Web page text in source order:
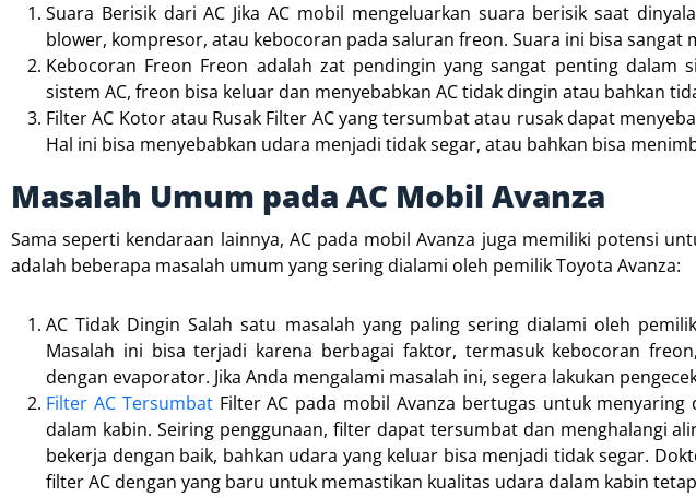
Suara Berisik dari AC Jika AC mobil mengeluarkan suara berisik saat
blower, kompresor, atau kebocoran pada saluran freon. Suara ini bisa sangat
Kebocoran Freon Freon adalah zat pendingin yang sangat penting dalam
sistem AC, freon bisa keluar dan menyebabkan AC tidak dingin atau bahkan
Filter AC Kotor atau Rusak Filter AC yang tersumbat atau rusak dapat
Hal ini bisa menyebabkan udara menjadi tidak segar, atau bahkan bisa
Masalah Umum pada AC Mobil Avanza
Sama seperti kendaraan lainnya, AC pada mobil Avanza juga memiliki potensi
adalah beberapa masalah umum yang sering dialami oleh pemilik Toyota Avanza:
AC Tidak Dingin Salah satu masalah yang paling sering dialami oleh
Masalah ini bisa terjadi karena berbagai faktor, termasuk kebocoran
dengan evaporator. Jika Anda mengalami masalah ini, segera lakukan
Filter AC TersumbatFilter AC pada mobil Avanza bertugas untuk
dalam kabin. Seiring penggunaan, filter dapat tersumbat dan menghalangi
bekerja dengan baik, bahkan udara yang keluar bisa menjadi tidak segar.
filter AC dengan yang baru untuk memastikan kualitas udara dalam kabin